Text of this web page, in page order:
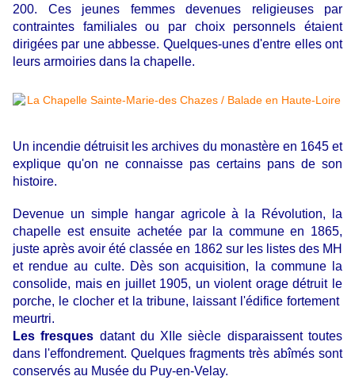
200. Ces jeunes femmes devenues religieuses par
contraintes familiales ou par choix personnels étaient
dirigées par une abbesse. Quelques-unes d'entre elles ont
leurs armoiries dans la chapelle.
Un incendie détruisit les archives du monastère en 1645 et
explique qu'on ne connaisse pas certains pans de son
histoire.
Devenue un simple hangar agricole à la Révolution, la
chapelle est ensuite achetée par la commune en 1865,
juste après avoir été classée en 1862 sur les listes des MH
et rendue au culte. Dès son acquisition, la commune la
consolide, mais en juillet 1905, un violent orage détruit le
porche, le clocher et la tribune, laissant l'édifice fortement
meurtri.
Les fresques datant du XIIe siècle disparaissent toutes
dans l'effondrement. Quelques fragments très abîmés sont
conservés au Musée du Puy-en-Velay.